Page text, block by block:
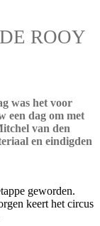
ROOY
was het voor
een dag om met
van den
en eindigden
geworden.
keert het circus